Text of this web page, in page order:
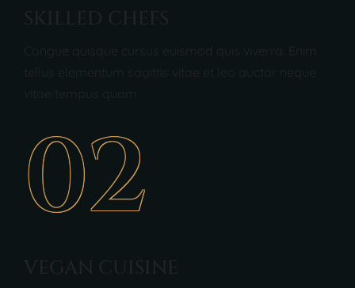
SKILLED CHEFS
Congue quisque cursus euismod quis viverra. Enim
tellus elementum sagittis vitae et leo auctor neque
vitae tempus quam
02
VEGAN CUISINE